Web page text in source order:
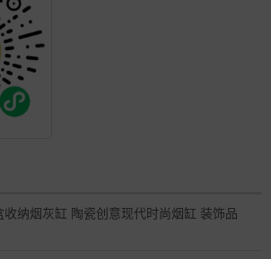
纳烟灰缸 陶瓷创意现代时尚烟缸 装饰品